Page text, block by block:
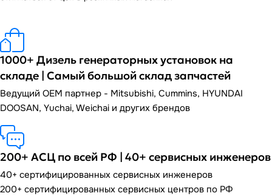
1000+ Дизель генераторных установок на
складе | Самый большой склад запчастей
Ведущий OEM партнер - Mitsubishi, Cummins, HYUNDAI
DOOSAN, Yuchai, Weichai и других брендов
200+ АСЦ по всей РФ | 40+ сервисных инженеров
40+ сертифицированных сервисных инженеров
200+ сертифицированных сервисных центров по РФ